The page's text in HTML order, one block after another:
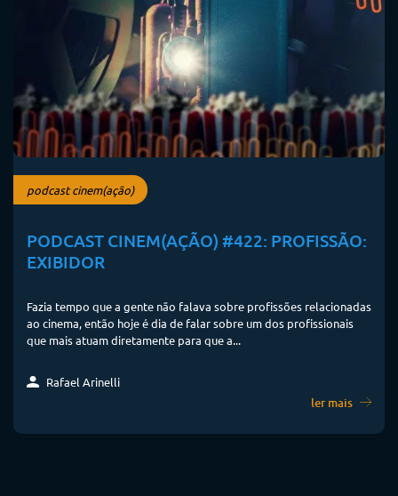
podcast cinem(ação)
PODCAST CINEM(AÇÃO) #422: PROFISSÃO:
EXIBIDOR
Fazia tempo que a gente não falava sobre profissões relacionadas
ao cinema, então hoje é dia de falar sobre um dos profissionais
que mais atuam diretamente para que a...
Rafael Arinelli
ler mais